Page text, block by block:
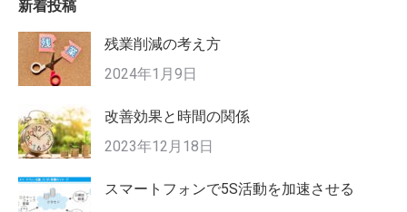
新着投稿
残業削減の考え方
2024年1月9日
改善効果と時間の関係
2023年12月18日
スマートフォンで5S活動を加速させる